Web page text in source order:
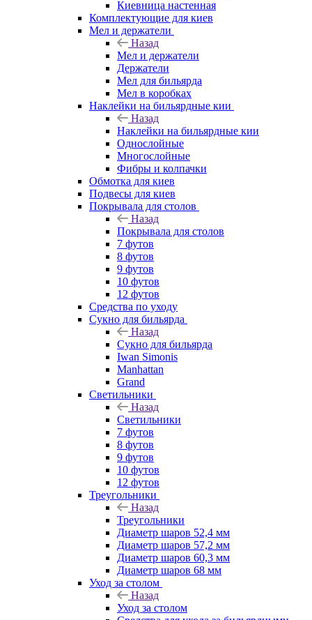
Киевница настенная
Комплектующие для киев
Мел и держатели
Назад
Мел и держатели
Держатели
Мел для бильярда
Мел в коробках
Наклейки на бильярдные кии
Назад
Наклейки на бильярдные кии
Однослойные
Многослойные
Фибры и колпачки
Обмотка для киев
Подвесы для киев
Покрывала для столов
Назад
Покрывала для столов
7 футов
8 футов
9 футов
10 футов
12 футов
Средства по уходу
Сукно для бильярда
Назад
Сукно для бильярда
Iwan Simonis
Manhattan
Grand
Светильники
Назад
Светильники
7 футов
8 футов
9 футов
10 футов
12 футов
Треугольники
Назад
Треугольники
Диаметр шаров 52,4 мм
Диаметр шаров 57,2 мм
Диаметр шаров 60,3 мм
Диаметр шаров 68 мм
Уход за столом
Назад
Уход за столом